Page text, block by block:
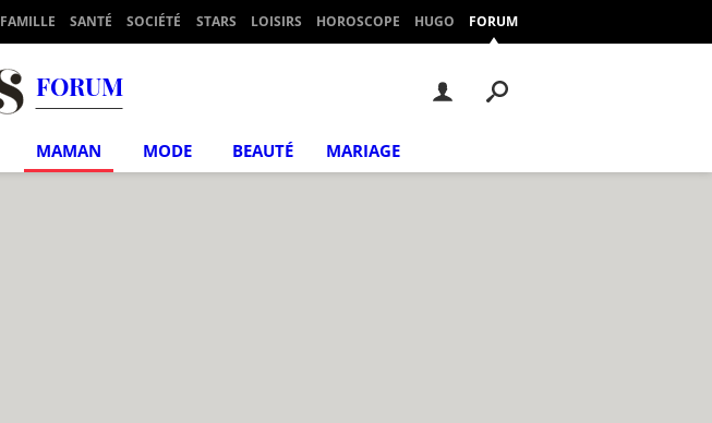
FAMILLE SANTÉ SOCIÉTÉ STARS LOISIRS HOROSCOPE HUGO FORUM
FORUM
MAMAN MODE BEAUTÉ MARIAGE